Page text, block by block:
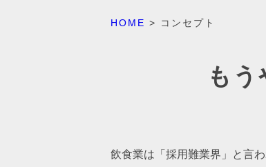
HOME > コンセプト
も
飲食業は「採用難業界」と言